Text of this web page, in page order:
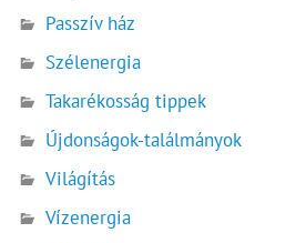
Passzív ház
Szélenergia
Takarékosság tippek
Újdonságok-találmányok
Világítás
Vízenergia